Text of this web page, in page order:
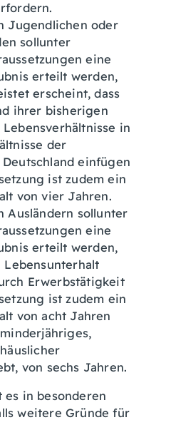
Jugendlichen oder
sollunter
eine
erteilt werden,
erscheint, dass
ihrer bisherigen
in
der
einfügen
ist zudem ein
von vier Jahren.
Ausländern sollunter
eine
erteilt werden,
Erwerbstätigkeit
ist zudem ein
von acht Jahren
von sechs Jahren.
es in besonderen
weitere Gründe für